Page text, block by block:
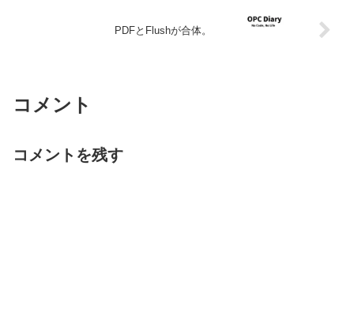
PDFとFlushが合体。
コメント
コメントを残す